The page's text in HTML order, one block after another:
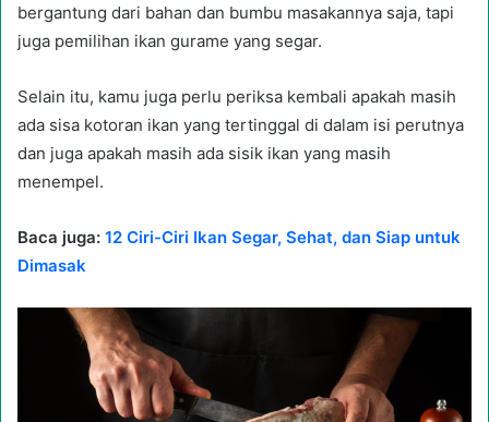
bergantung dari bahan dan bumbu masakannya saja, tapi
juga pemilihan ikan gurame yang segar.
Selain itu, kamu juga perlu periksa kembali apakah masih
ada sisa kotoran ikan yang tertinggal di dalam isi perutnya
dan juga apakah masih ada sisik ikan yang masih
menempel.
Baca juga: 12 Ciri-Ciri Ikan Segar, Sehat, dan Siap untuk
Dimasak